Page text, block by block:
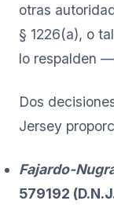
otras
§ 1226(a), o
lo respalden
Dos
Jersey
Fajardo-
579192